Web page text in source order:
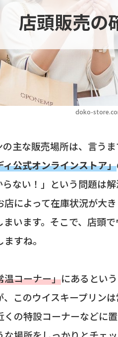
doko-
店頭販売の
主な販売場所は、言うま
ィ公式オンラインストア」
らない！」という問題は解
によって在庫状況が大
まいます。そこで、店頭
すね。
温コーナー」にあるとい
このウイスキープリン
の特設コーナーなどに